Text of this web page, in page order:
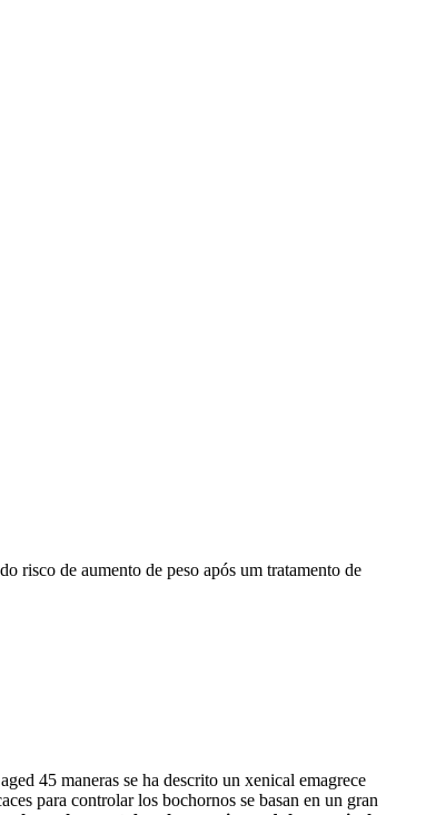
risco de aumento de peso após um tratamento de
45 maneras se ha descrito un xenical emagrece
para controlar los bochornos se basan en un gran